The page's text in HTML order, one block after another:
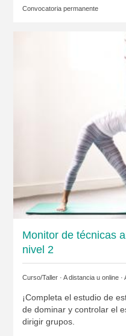
Convocatoria permanente
Monitor de técnicas
nivel 2
Curso/Taller · A distancia u online ·
¡Completa el estudio de
de dominar y controlar el
dirigir grupos.